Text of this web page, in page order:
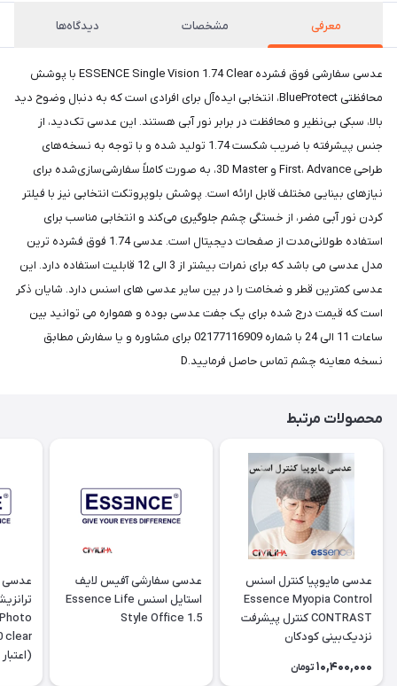
معرفی مشخصات دیدگاه‌ها
عدسی سفارشی فوق فشرده ESSENCE Single Vision 1.74 Clear با پوشش
محافظتی BlueProtect، انتخابی ایده‌آل برای افرادی است که به دنبال وضوح دید
بالا، سبکی بی‌نظیر و محافظت در برابر نور آبی هستند. این عدسی تک‌دید، از
جنس پیشرفته با ضریب شکست 1.74 تولید شده و با توجه به نسخه‌های
طراحی First، Advance و 3D Master، به صورت کاملاً سفارشی‌سازی‌شده برای
نیازهای بینایی مختلف قابل ارائه است. پوشش بلوپروتکت انتخابی نیز با فیلتر
کردن نور آبی مضر، از خستگی چشم جلوگیری می‌کند و انتخابی مناسب برای
استفاده طولانی‌مدت از صفحات دیجیتال است. عدسی 1.74 فوق فشرده ترین
مدل عدسی می باشد که برای نمرات بیشتر از 3 الی 12 قابلیت استفاده دارد. این
عدسی کمترین قطر و ضخامت را در بین سایر عدسی های اسنس دارد. شایان ذکر
است که قیمت درج شده برای یک جفت عدسی بوده و همواره می توانید بین
ساعات 11 الی 24 با شماره 02177116909 برای مشاوره و یا سفارش مطابق
نسخه معاینه چشم تماس حاصل فرمایید.D
محصولات مرتبط
عدسی مایوپیا کنترل اسنس
Essence Myopia Control
CONTRAST کنترل پیشرفت
نزدیک‌بینی کودکان
10,400,000 تومان
عدسی سفارشی آفیس لایف
استایل اسنس Essence Life
Style Office 1.5
عدسی